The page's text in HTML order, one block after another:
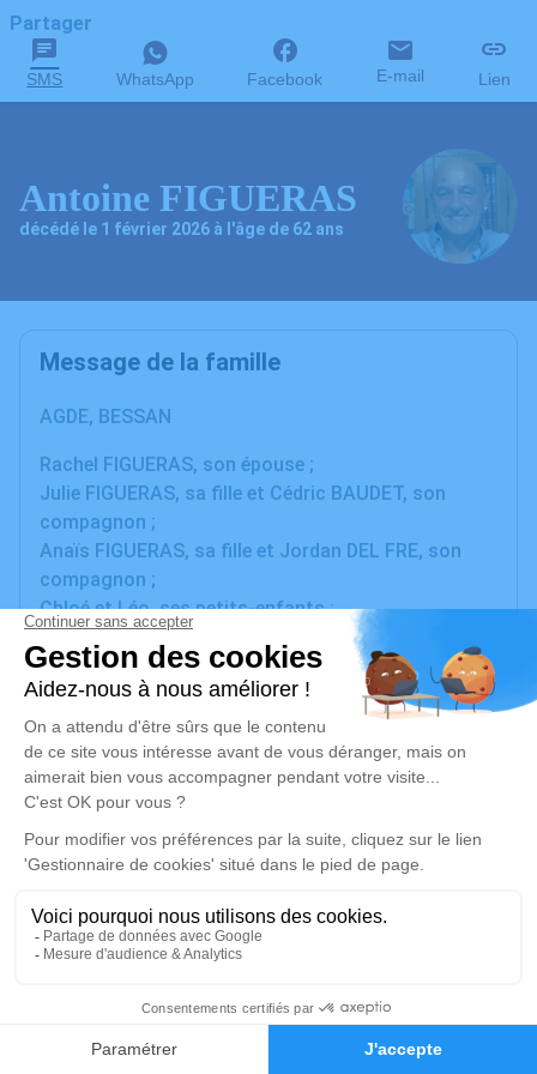
Faire-part Hommages
Partager
SMS WhatsApp Facebook E-mail Lien
Antoine FIGUERAS
décédé le 1 février 2026 à l'âge de 62 ans
Message de la famille
AGDE, BESSAN
Rachel FIGUERAS, son épouse ;
Julie FIGUERAS, sa fille et Cédric BAUDET, son
compagnon ;
Anaïs FIGUERAS, sa fille et Jordan DEL FRE, son
compagnon ;
Chloé et Léo, ses petits-enfants ;
Yvette FIGUERAS, née PALUNCO, sa maman ;
ses frères, sœurs, beaux-frères, belles-sœurs,
neveux et nièces ;
parents et amis
ont la tristesse de vous faire part du décès de
Monsieur Antoine FIGUERAS
dit "Nanou"
survenu à l'âge de 62 ans.
La cérémonie religieuse aura lieu le mardi 10 février
2026, à 16h00, au crématorium de Béziers.
Bessan, du mardi 3 février à 9h jusqu'au jeudi 5
février à 18h,